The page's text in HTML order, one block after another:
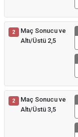
2
Maç Sonucu ve
Altı/Üstü 2,5
2
Maç Sonucu ve
Altı/Üstü 3,5